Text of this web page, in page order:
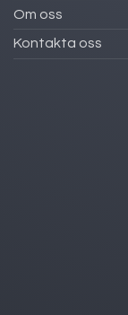
Om oss
Kontakta oss